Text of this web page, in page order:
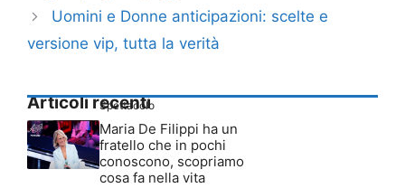
Uomini e Donne anticipazioni: scelte e
versione vip, tutta la verità
Articoli recenti
Spettacolo
Maria De Filippi ha un
fratello che in pochi
conoscono, scopriamo
cosa fa nella vita